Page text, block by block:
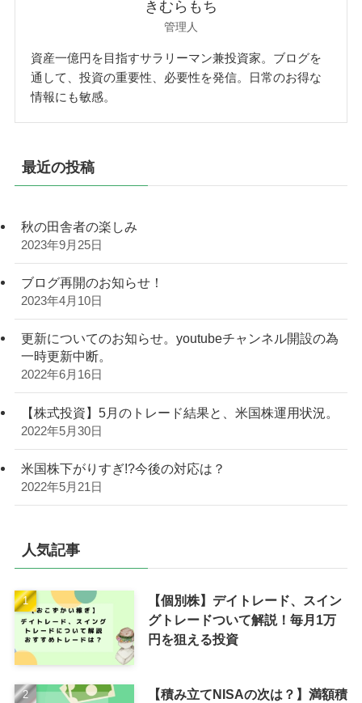
きむらもち
管理人
資産一億円を目指すサラリーマン兼投資家。ブログを
通して、投資の重要性、必要性を発信。日常のお得な
情報にも敏感。
最近の投稿
秋の田舎者の楽しみ
2023年9月25日
ブログ再開のお知らせ！
2023年4月10日
更新についてのお知らせ。youtubeチャンネル開設の為
一時更新中断。
2022年6月16日
【株式投資】5月のトレード結果と、米国株運用状況。
2022年5月30日
米国株下がりすぎ!?今後の対応は？
2022年5月21日
人気記事
【個別株】デイトレード、スイン
グトレードついて解説！毎月1万
円を狙える投資
【積み立てNISAの次は？】満額積